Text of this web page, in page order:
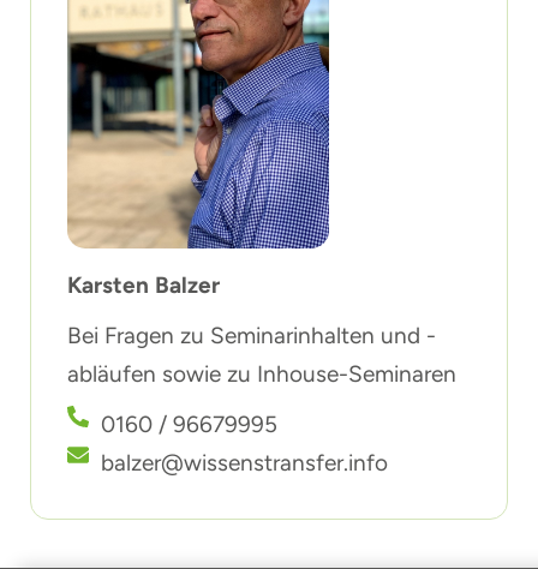
Karsten Balzer
Bei Fragen zu Seminarinhalten und -
abläufen sowie zu Inhouse-Seminaren
0160 / 96679995
balzer@wissenstransfer.info